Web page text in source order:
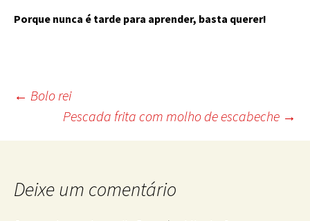
Porque nunca é tarde para aprender, basta querer!
Post
← Bolo rei
Pescada frita com molho de escabeche →
Deixe um comentário